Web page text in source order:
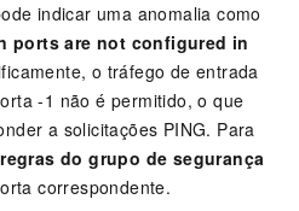
indicar uma anomalia como
ports are not configured in
o tráfego de entrada
-1 não é permitido, o que
a solicitações PING. Para
do grupo de segurança
correspondente.